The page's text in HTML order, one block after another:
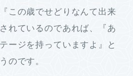
この歳でせどりなんて出来
れているのであれば、『あ
ージを持っていますよ』と
のです。